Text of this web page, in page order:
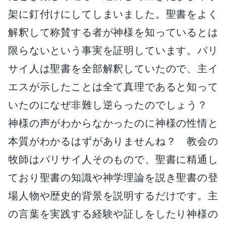
架に釘付けにしてしまいました。聖書をよく
解釈して称賛する者が神様を知っているとは
限らないという事実を証明しています。パリ
サイ人は聖書を全部解釈していたので、主イ
エスが示したことは全て真理であると知って
いたのになぜ非難し逆らったのでしょう？
神様の声がわからなかったのに神様の性情と
本質がわかるはずがありませんね？ 教会の
牧師はパリサイ人そのもので、聖書に精通し
ており聖書の知識や神学理論を説き聖書の登
場人物や歴史的背景を説明するだけです。主
の言葉を実践する経験や証しをしたり神様の